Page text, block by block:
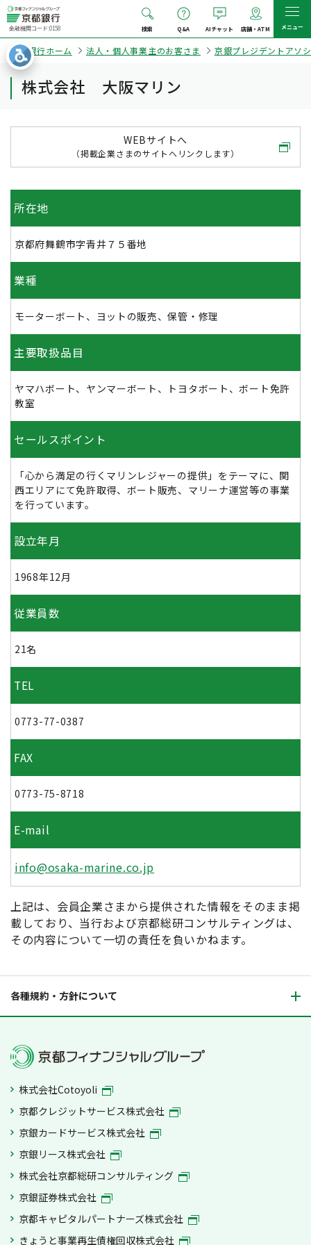
金融機関コード:0158 検索 Q&A AIチャット 店舗・ATM メニュー
京都銀行ホーム 法人・個人事業主のお客さま 京銀プレジデントアソ
株式会社 大阪マリン
WEBサイトへ
（掲載企業さまのサイトへリンクします）
所在地
京都府舞鶴市字青井７５番地
業種
モーターボート、ヨットの販売、保管・修理
主要取扱品目
ヤマハボート、ヤンマーボート、トヨタボート、ボート免許
教室
セールスポイント
「心から満足の行くマリンレジャーの提供」をテーマに、関
西エリアにて免許取得、ボート販売、マリーナ運営等の事業
を行っています。
設立年月
1968年12月
従業員数
21名
TEL
0773-77-0387
FAX
0773-75-8718
E-mail
info@osaka-marine.co.jp
上記は、会員企業さまから提供された情報をそのまま掲
載しており、当行および京都総研コンサルティングは、
その内容について一切の責任を負いかねます。
各種規約・方針について
株式会社Cotoyoli
京都クレジットサービス株式会社
京銀カードサービス株式会社
京銀リース株式会社
株式会社京都総研コンサルティング
京銀証券株式会社
京都キャピタルパートナーズ株式会社
きょうと事業再生債権回収株式会社